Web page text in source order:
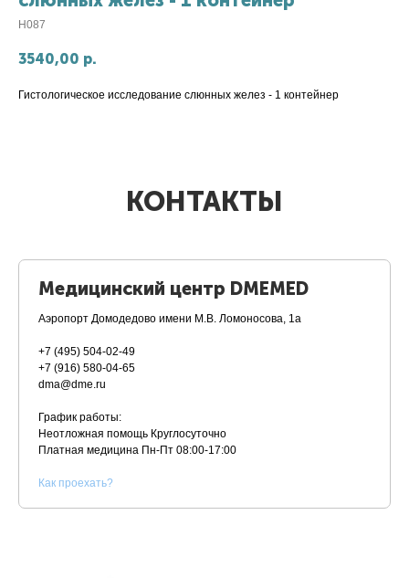
H087
3540,00 р.
Гистологическое исследование слюнных желез - 1 контейнер
КОНТАКТЫ
Медицинский центр DMEMED
Аэропорт Домодедово имени М.В. Ломоносова, 1а
+7 (495) 504-02-49
+7 (916) 580-04-65
dma@dme.ru
График работы:
Неотложная помощь Круглосуточно
Платная медицина Пн-Пт 08:00-17:00
Как проехать?